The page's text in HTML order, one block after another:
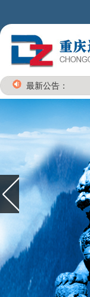
最新公告：